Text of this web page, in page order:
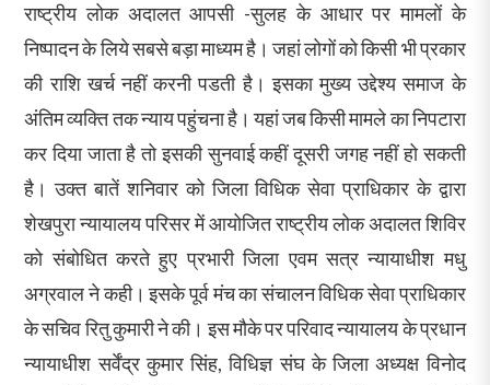
राष्ट्रीय लोक अदालत आपसी -सुलह के आधार पर मामलों के
निष्पादन के लिये सबसे बड़ा माध्यम है। जहां लोगों को किसी भी प्रकार
की राशि खर्च नहीं करनी पडती है। इसका मुख्य उद्देश्य समाज के
अंतिम व्यक्ति तक न्याय पहुंचना है। यहां जब किसी मामले का निपटारा
कर दिया जाता है तो इसकी सुनवाई कहीं दूसरी जगह नहीं हो सकती
है। उक्त बातें शनिवार को जिला विधिक सेवा प्राधिकार के द्वारा
शेखपुरा न्यायालय परिसर में आयोजित राष्ट्रीय लोक अदालत शिविर
को संबोधित करते हुए प्रभारी जिला एवम सत्र न्यायाधीश मधु
अग्रवाल ने कही। इसके पूर्व मंच का संचालन विधिक सेवा प्राधिकार
के सचिव रितु कुमारी ने की। इस मौके पर परिवाद न्यायालय के प्रधान
न्यायाधीश सर्वेंद्र कुमार सिंह, विधिज्ञ संघ के जिला अध्यक्ष विनोद